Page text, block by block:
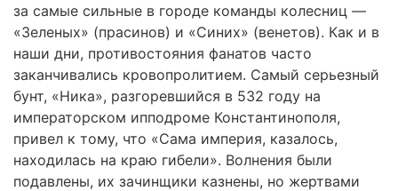
за самые сильные в городе команды колесниц —
«Зеленых» (прасинов) и «Синих» (венетов). Как и в
наши дни, противостояния фанатов часто
заканчивались кровопролитием. Самый серьезный
бунт, «Ника», разгоревшийся в 532 году на
императорском ипподроме Константинополя,
привел к тому, что «Сама империя, казалось,
находилась на краю гибели». Волнения были
подавлены, их зачинщики казнены, но жертвами